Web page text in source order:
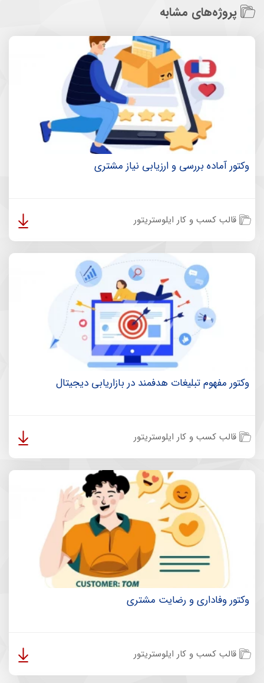
پروژه‌های مشابه
وکتور آماده بررسی و ارزیابی نیاز مشتری
قالب کسب و کار ایلوستریتور
وکتور مفهوم تبلیغات هدفمند در بازاریابی دیجیتال
قالب کسب و کار ایلوستریتور
وکتور وفاداری و رضایت مشتری
قالب کسب و کار ایلوستریتور